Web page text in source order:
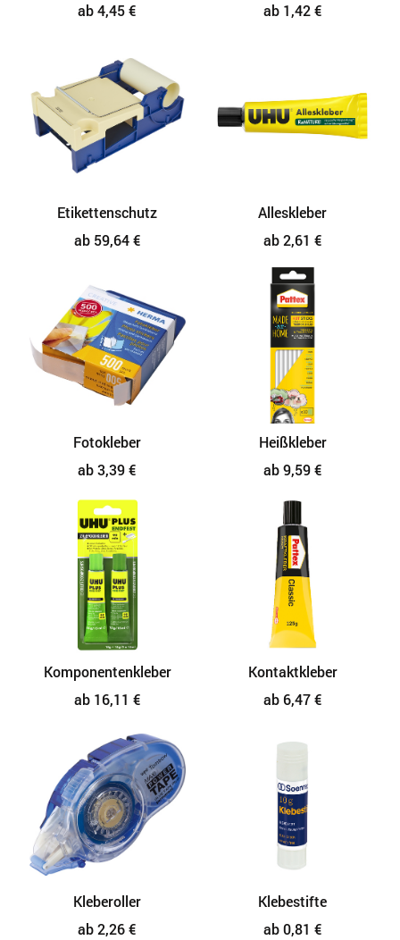
ab 4,45 €
ab 1,42 €
Etikettenschutz
ab 59,64 €
Alleskleber
ab 2,61 €
Fotokleber
ab 3,39 €
Heißkleber
ab 9,59 €
Komponentenkleber
ab 16,11 €
Kontaktkleber
ab 6,47 €
Kleberoller
ab 2,26 €
Klebestifte
ab 0,81 €